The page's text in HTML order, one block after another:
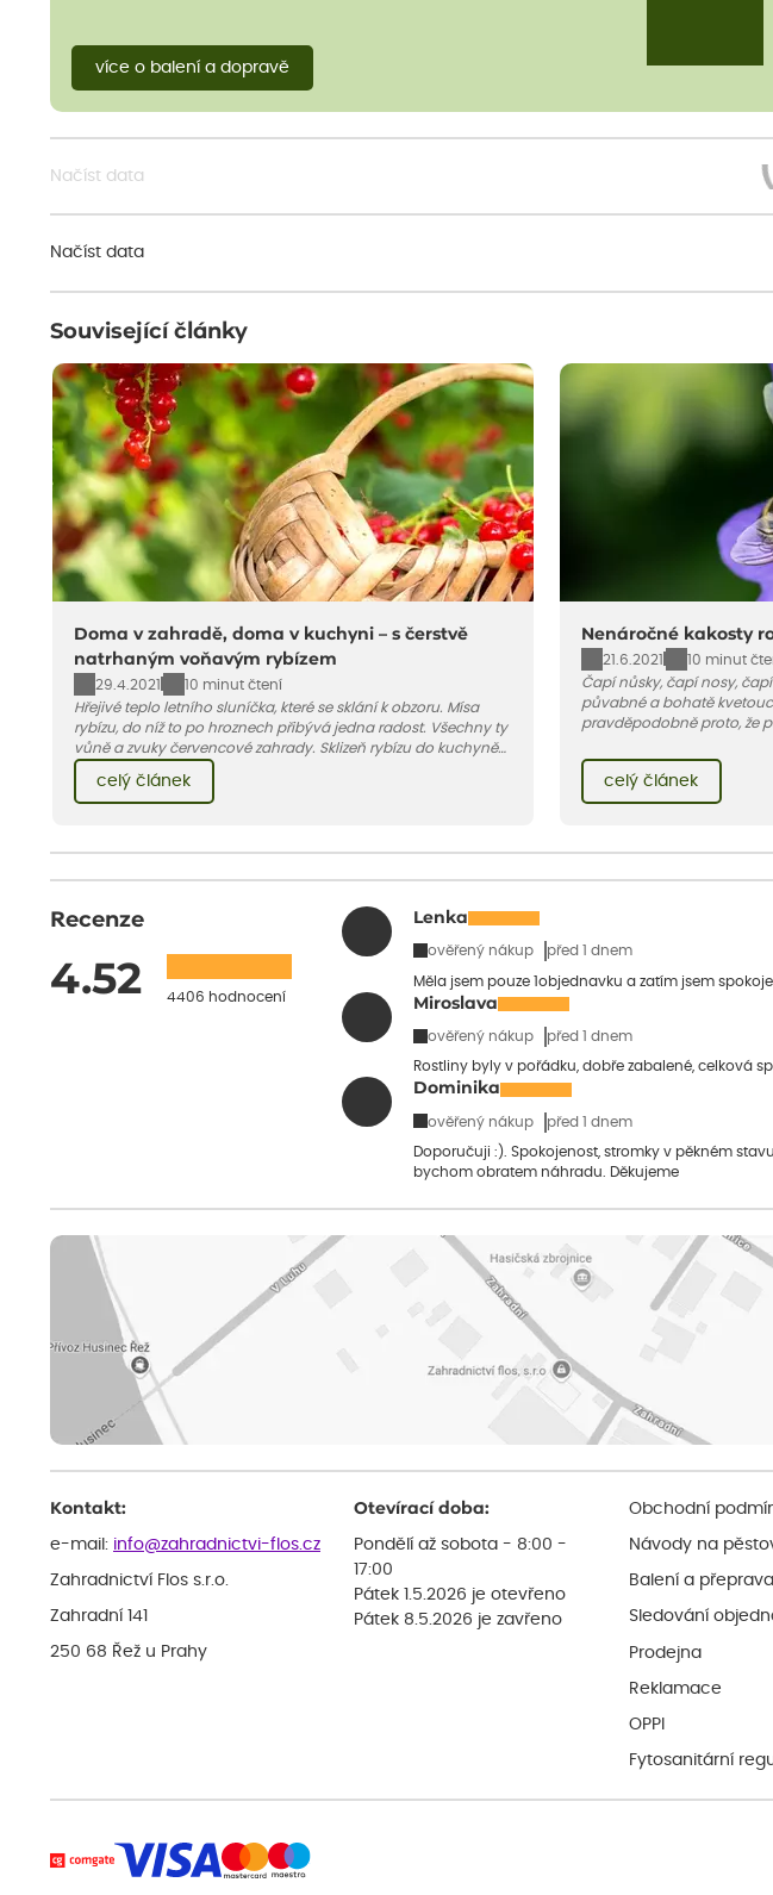
více o balení a dopravě
Načíst data
Načíst data
Související články
Doma v zahradě, doma v kuchyni – s čerstvě
natrhaným voňavým rybízem
29.4.2021
10 minut čtení
Hřejivé teplo letního sluníčka, které se sklání k obzoru. Mísa
rybízu, do níž to po hroznech přibývá jedna radost. Všechny ty
vůně a zvuky červencové zahrady. Sklizeň rybízu do kuchyně
vnese neuvěřitelný klid a radost. A taky trochu bezstarostnosti
dětství při mlsání babiččina drobenkového koláče s rybízem.
celý článek
Nenáročné kakosty
21.6.2021
10 minut
Čapí nůsky, čapí nosy,
půvabné a bohatě
pravděpodobně proto, že
celý článek
Recenze
4.52 4406 hodnocení
Lenka
ověřený nákup před 1 dnem
Měla jsem pouze 1objednavku a zatím jsem
Miroslava
ověřený nákup před 1 dnem
Rostliny byly v pořádku, dobře zabalené, celková
Dominika
ověřený nákup před 1 dnem
Doporučuji :). Spokojenost, stromky v pěkném
bychom obratem náhradu. Děkujeme
Kontakt:
e-mail: info@zahradnictvi-flos.cz
Zahradnictví Flos s.r.o.
Zahradní 141
250 68 Řež u Prahy
Otevírací doba:
Pondělí až sobota - 8:00 -
17:00
Pátek 1.5.2026 je otevřeno
Pátek 8.5.2026 je zavřeno
Obchodní
Návody na
Balení a
Sledování
Prodejna
Reklamace
OPPI
Fytosanitární